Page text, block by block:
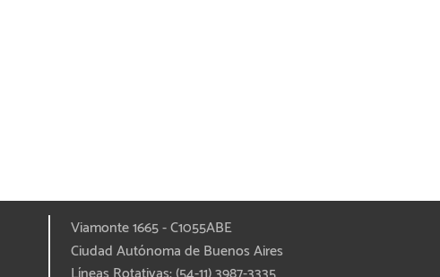
Viamonte 1665 - C1055ABE
Ciudad Autónoma de Buenos Aires